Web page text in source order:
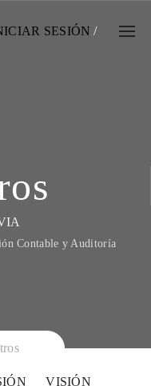
SESIÓN /
Contable y Auditoría
VISIÓN